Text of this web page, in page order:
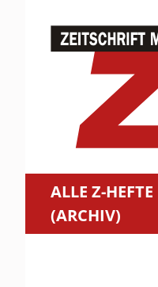
ALLE Z-HEFTE
(ARCHIV)